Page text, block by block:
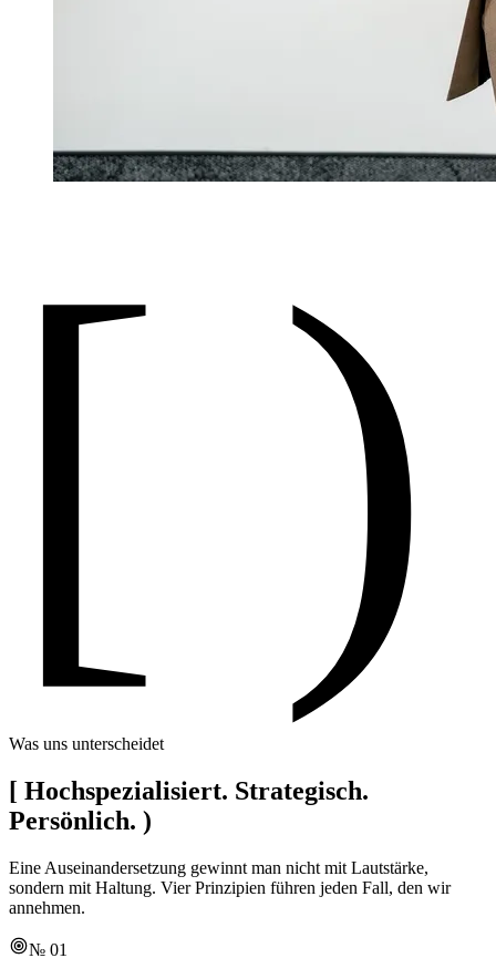
[ )
Was uns unterscheidet
[ Hochspezialisiert. Strategisch.
Persönlich. )
Eine Auseinandersetzung gewinnt man nicht mit Lautstärke,
sondern mit Haltung. Vier Prinzipien führen jeden Fall, den wir
annehmen.
№ 01